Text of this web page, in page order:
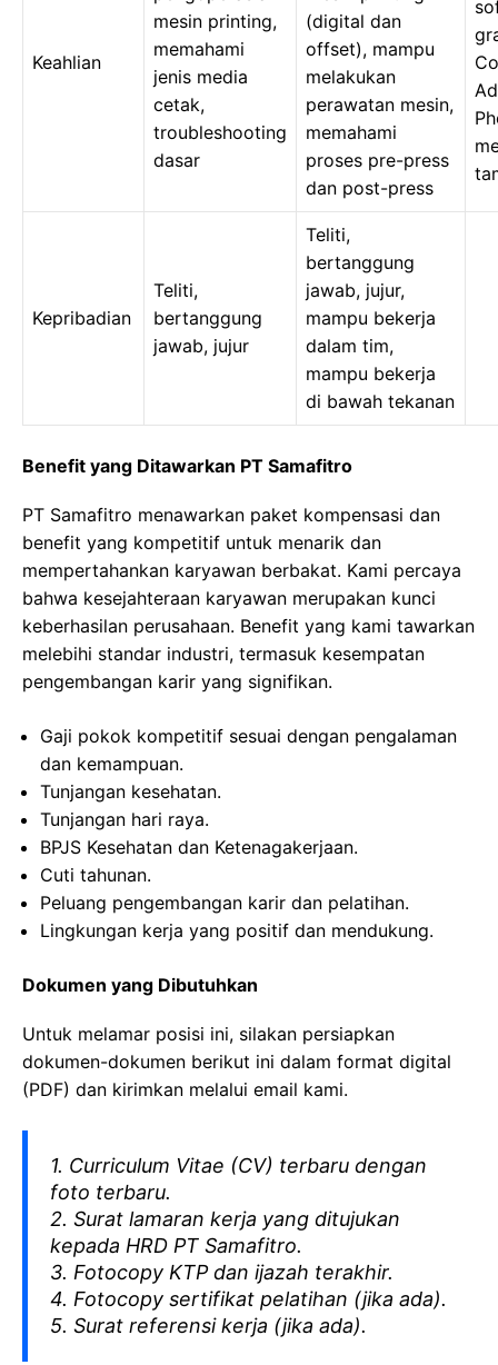
Keahlian
mesin printing,
memahami
jenis media
cetak,
troubleshooting
dasar
(digital dan
offset), mampu
melakukan
perawatan mesin,
memahami
proses pre-press
dan post-press
Kepribadian
Teliti,
bertanggung
jawab, jujur
Teliti,
bertanggung
jawab, jujur,
mampu bekerja
dalam tim,
mampu bekerja
di bawah tekanan
Benefit yang Ditawarkan PT Samafitro
PT Samafitro menawarkan paket kompensasi dan
benefit yang kompetitif untuk menarik dan
mempertahankan karyawan berbakat. Kami percaya
bahwa kesejahteraan karyawan merupakan kunci
keberhasilan perusahaan. Benefit yang kami tawarkan
melebihi standar industri, termasuk kesempatan
pengembangan karir yang signifikan.
Gaji pokok kompetitif sesuai dengan pengalaman
dan kemampuan.
Tunjangan kesehatan.
Tunjangan hari raya.
BPJS Kesehatan dan Ketenagakerjaan.
Cuti tahunan.
Peluang pengembangan karir dan pelatihan.
Lingkungan kerja yang positif dan mendukung.
Dokumen yang Dibutuhkan
Untuk melamar posisi ini, silakan persiapkan
dokumen-dokumen berikut ini dalam format digital
(PDF) dan kirimkan melalui email kami.
1. Curriculum Vitae (CV) terbaru dengan
foto terbaru.
2. Surat lamaran kerja yang ditujukan
kepada HRD PT Samafitro.
3. Fotocopy KTP dan ijazah terakhir.
4. Fotocopy sertifikat pelatihan (jika ada).
5. Surat referensi kerja (jika ada).